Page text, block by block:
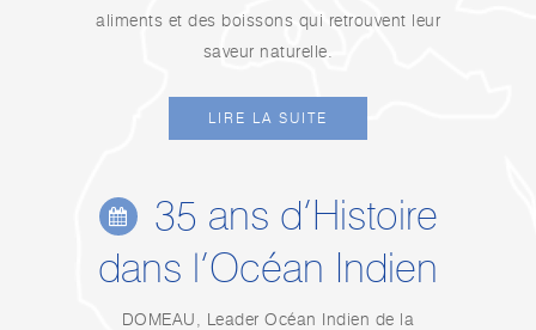
aliments et des boissons qui retrouvent leur
saveur naturelle.
LIRE LA SUITE
35 ans d’Histoire
dans l’Océan Indien
DOMEAU, Leader Océan Indien de la